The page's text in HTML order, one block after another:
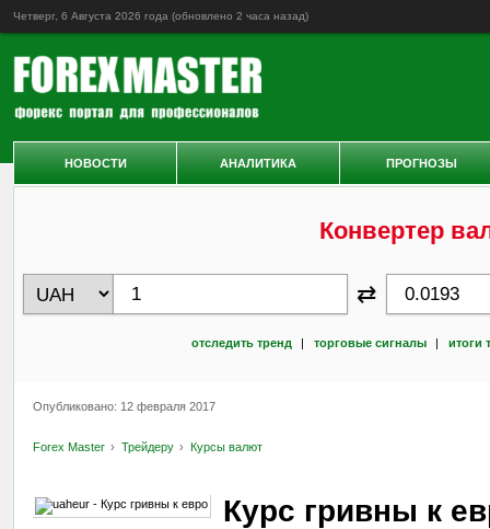
Четверг, 6 Августа 2026 года (обновлено 2 часа назад)
Конвертер
⇄
отследить тренд | торговые сигналы | итоги
Опубликовано: 12 февраля 2017
Forex Master Трейдеру Курсы валют
Курс гривны к
НОВОСТИ АНАЛИТИКА ПРОГНОЗЫ